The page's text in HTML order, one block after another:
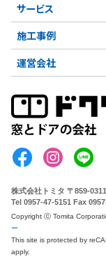
サービス
施工事例
運営会社
株式会社トミタ 〒859-
Tel 0957-47-5151 Fax
Copyright ⓒ Tomita
ー
This site is protected by
apply.